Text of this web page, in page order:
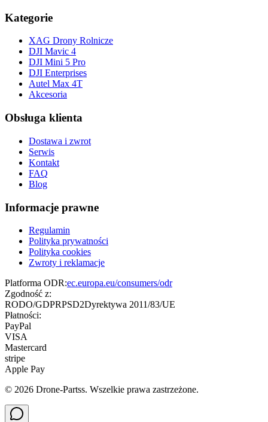
Kategorie
XAG Drony Rolnicze
DJI Mavic 4
DJI Mini 5 Pro
DJI Enterprises
Autel Max 4T
Akcesoria
Obsługa klienta
Dostawa i zwrot
Serwis
Kontakt
FAQ
Blog
Informacje prawne
Regulamin
Polityka prywatności
Polityka cookies
Zwroty i reklamacje
Platforma ODR:ec.europa.eu/consumers/odr
Zgodność z:
RODO/GDPRPSD2Dyrektywa 2011/83/UE
Płatności:
PayPal
VISA
Mastercard
stripe
Apple Pay
© 2026 Drone-Partss. Wszelkie prawa zastrzeżone.